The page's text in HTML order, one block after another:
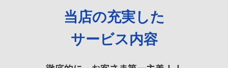
当店の充実した
サービス内容